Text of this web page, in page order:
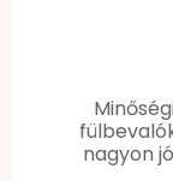
nagyon